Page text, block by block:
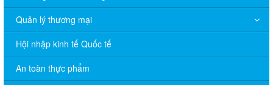
Quản lý thương mại
Hội nhập kinh tế Quốc tế
An toàn thực phẩm